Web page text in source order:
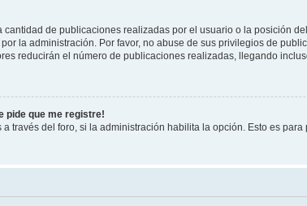
de publicaciones realizadas por el usuario o la posición
la administración. Por favor, no abuse de sus privilegios de
reducirán el número de publicaciones realizadas, llegando
pide que me registre!
través del foro, si la administración habilita la opción. Esto es